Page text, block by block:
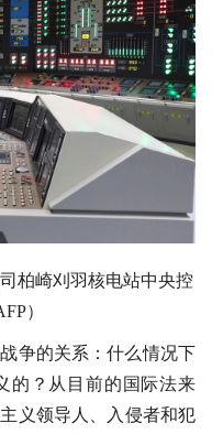
柏崎刈羽核电站中央控
）
争的关系：什么情况下
的？从目前的国际法来
义领导人、入侵者和犯